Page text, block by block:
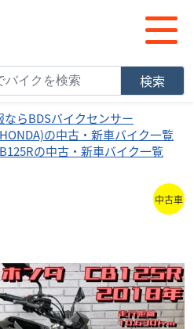
検索
らBDSバイクセンサー
の中古・新車バイク一覧
の中古・新車バイク一覧
中古車